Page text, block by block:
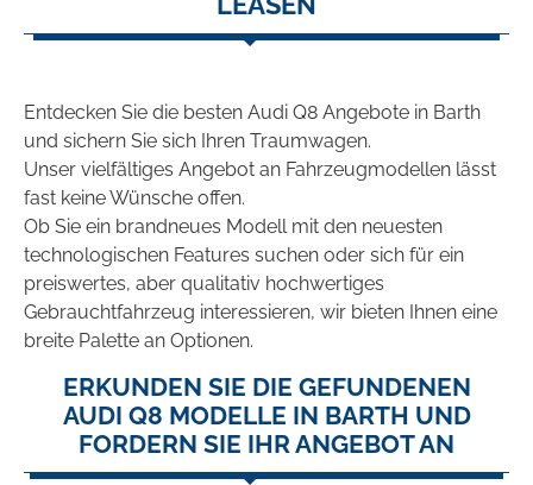
Entdecken Sie die besten Audi Q8 Angebote in Barth
und sichern Sie sich Ihren Traumwagen.
Unser vielfältiges Angebot an Fahrzeugmodellen lässt
fast keine Wünsche offen.
Ob Sie ein brandneues Modell mit den neuesten
technologischen Features suchen oder sich für ein
preiswertes, aber qualitativ hochwertiges
Gebrauchtfahrzeug interessieren, wir bieten Ihnen eine
breite Palette an Optionen.
ERKUNDEN SIE DIE GEFUNDENEN
AUDI Q8 MODELLE IN BARTH UND
FORDERN SIE IHR ANGEBOT AN